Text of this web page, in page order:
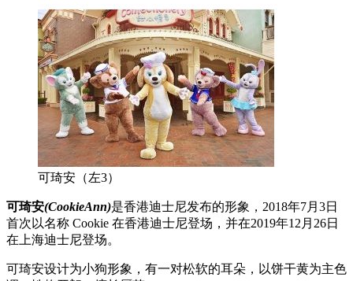
可琦安（左3）
可琦安(CookieAnn)是香港迪士尼发布的形象，2018年7月3日
首次以名称 Cookie 在香港迪士尼登场，并在2019年12月26日
在上海迪士尼登场。
可琦安设计为小狗形象，有一对松软的耳朵，以饼干黄为主色